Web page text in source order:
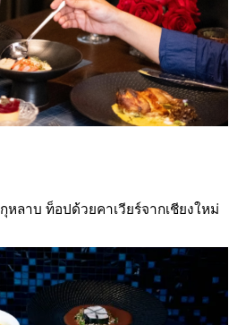
ลาบ ท็อปด้วยคาเวียร์จากเชียงใหม่